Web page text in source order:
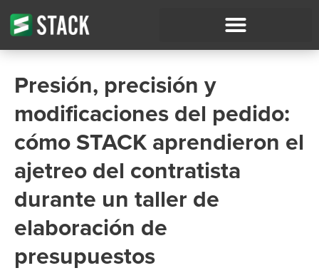
Presión, precisión y
modificaciones del pedido:
cómo STACK aprendieron el
ajetreo del contratista
durante un taller de
elaboración de
presupuestos